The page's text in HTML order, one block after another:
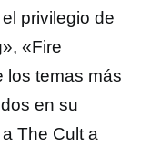
privilegio de
«Fire
los temas más
en su
The Cult a